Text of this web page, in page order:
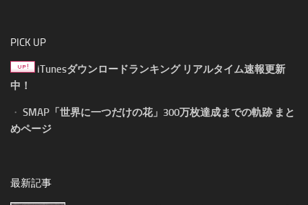
PICK UP
iTunesダウンロードランキング リアルタイム速報更新
中！
・ SMAP「世界に一つだけの花」300万枚達成までの軌跡 まと
めページ
最新記事